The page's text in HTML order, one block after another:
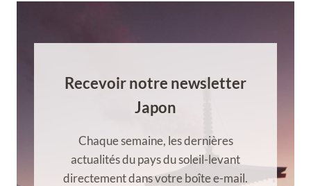
Recevoir notre newsletter
Japon
Chaque semaine, les dernières
actualités du pays du soleil-levant
directement dans votre boîte e-mail.